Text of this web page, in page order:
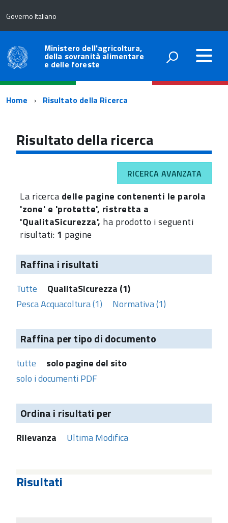
Governo Italiano
Ministero dell'agricoltura,
della sovranità alimentare
e delle foreste
Percorso
navigazione
Home Risultato della Ricerca
Risultato della ricerca
RICERCA AVANZATA
La ricerca delle pagine contenenti le parola
'zone' e 'protette', ristretta a
'QualitaSicurezza', ha prodotto i seguenti
risultati: 1 pagine
Raffina i risultati
Tutte
QualitaSicurezza (1)
Pesca Acquacoltura (1)
Normativa (1)
Raffina per tipo di documento
tutte
solo pagine del sito
solo i documenti PDF
Ordina i risultati per
Rilevanza Ultima Modifica
Risultati